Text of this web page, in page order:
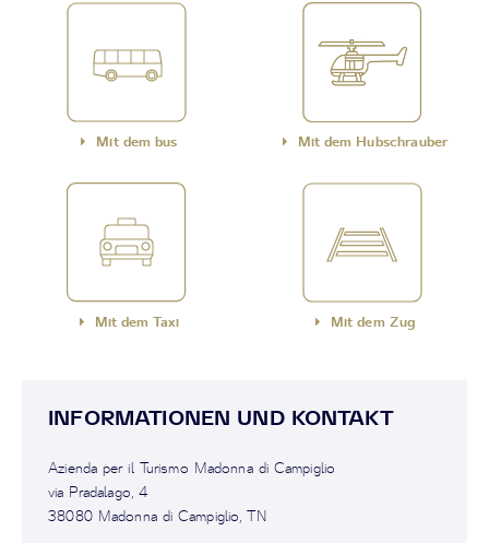
Mit dem bus Mit dem Hubschrauber
Mit dem Taxi Mit dem Zug
INFORMATIONEN UND KONTAKT
Azienda per il Turismo Madonna di Campiglio
via Pradalago, 4
38080 Madonna di Campiglio, TN